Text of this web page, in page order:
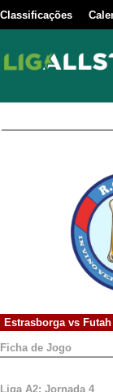
Classificações
Estrasborgavs
Ficha de Jogo
Liga A2: Jornada 4